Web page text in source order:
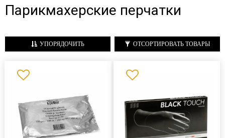
Парикмахерские перчатки
УПОРЯДОЧИТЬ ОТСОРТИРОВАТЬ ТОВАРЫ